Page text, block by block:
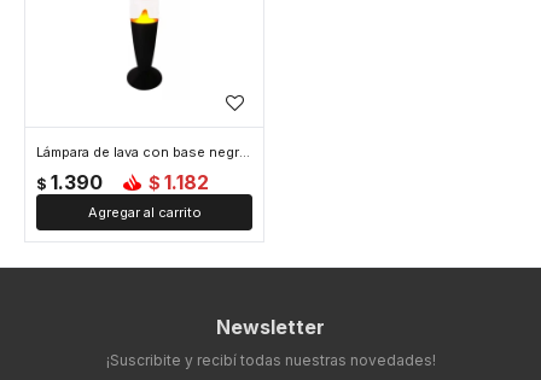
Lámpara de lava con base negra - Naranja
$ 1.390 $ 1.182
Newsletter
¡Suscribite y recibí todas nuestras novedades!